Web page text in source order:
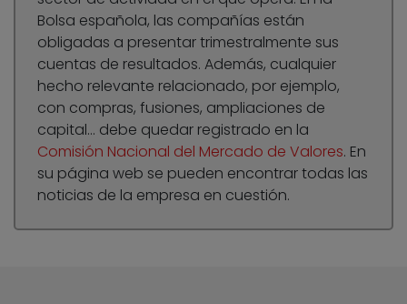
Bolsa española, las compañías están
obligadas a presentar trimestralmente sus
cuentas de resultados. Además, cualquier
hecho relevante relacionado, por ejemplo,
con compras, fusiones, ampliaciones de
capital… debe quedar registrado en la
Comisión Nacional del Mercado de Valores. En
su página web se pueden encontrar todas las
noticias de la empresa en cuestión.